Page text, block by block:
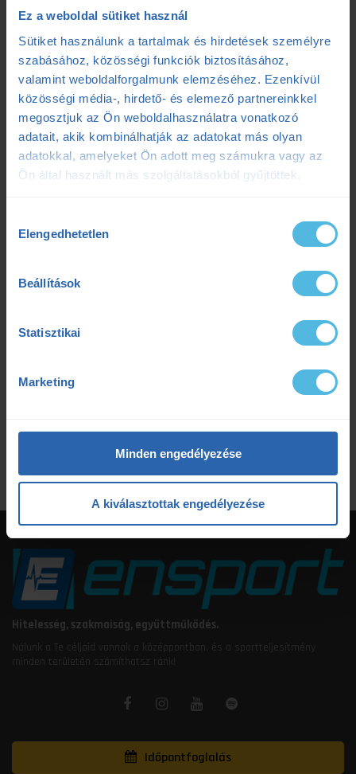
Ez a weboldal sütiket használ
Sütiket használunk a tartalmak és hirdetések személyre
szabásához, közösségi funkciók biztosításához,
valamint weboldalforgalmunk elemzéséhez. Ezenkívül
közösségi média-, hirdető- és elemező partnereinkkel
megosztjuk az Ön weboldalhasználatra vonatkozó
adatait, akik kombinálhatják az adatokat más olyan
adatokkal, amelyeket Ön adott meg számukra vagy az
Ön által használt más szolgáltatásokból gyűjtöttek.
kiválasztása
Elengedhetetlen
Beállítások
Statisztikai
Marketing
Minden engedélyezése
A kiválasztottak engedélyezése
ENSPORT Prémium
fokozó futás futás futásdinamika
futóedzés futótechnika gazdaságosság
gyógytorna intervall kerékpár laktát
laktátmérés MLSS nutrium Prémium
regeneráció
tibi mondja
tudatosteljesítmény
Hitelesség, szakmaiság, együttműködés.
Nálunk a Te céljaid vannak a középpontban, és a sportteljesítmény
minden területén számíthatsz ránk!
Időpontfoglalás